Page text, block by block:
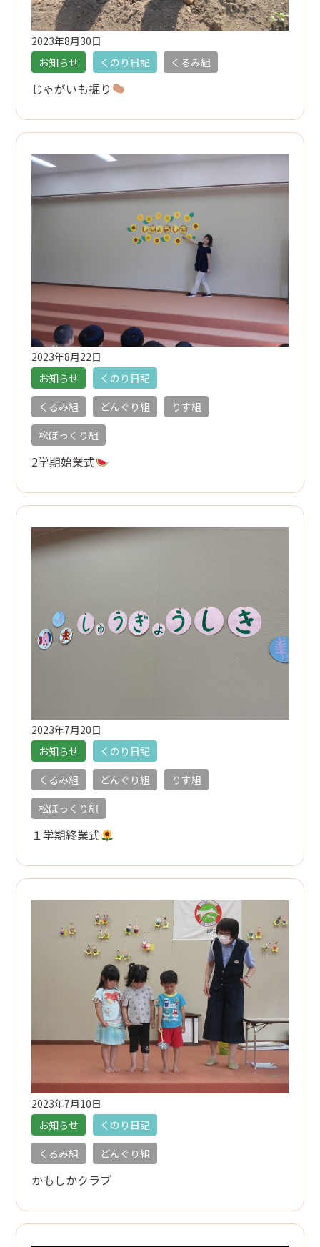
2023年8月30日
お知らせ
くのり日記 くるみ組
じゃがいも掘り
2023年8月22日
お知らせ
くのり日記
くるみ組
どんぐり組
りす組
松ぼっくり組
2学期始業式
2023年7月20日
お知らせ
くのり日記
くるみ組
どんぐり組
りす組
松ぼっくり組
１学期終業式
2023年7月10日
お知らせ
くのり日記
くるみ組
どんぐり組
かもしかクラブ